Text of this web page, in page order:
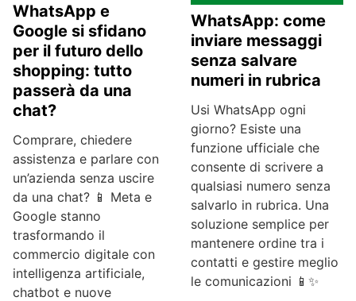
WhatsApp e
Google si sfidano
per il futuro dello
shopping: tutto
passerà da una
chat?
Comprare, chiedere
assistenza e parlare con
un’azienda senza uscire
da una chat? 📱 Meta e
Google stanno
trasformando il
commercio digitale con
intelligenza artificiale,
chatbot e nuove
WhatsApp: come
inviare messaggi
senza salvare
numeri in rubrica
Usi WhatsApp ogni
giorno? Esiste una
funzione ufficiale che
consente di scrivere a
qualsiasi numero senza
salvarlo in rubrica. Una
soluzione semplice per
mantenere ordine tra i
contatti e gestire meglio
le comunicazioni 📱✨